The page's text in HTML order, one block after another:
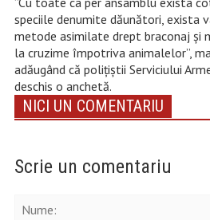
speciile denumite dăunători, exista
metode asimilate drept braconaj și
la cruzime împotriva animalelor”,
adăugând că polițiștii Serviciului
deschis o anchetă.
NICI UN COMENTARIU
Scrie un comentariu